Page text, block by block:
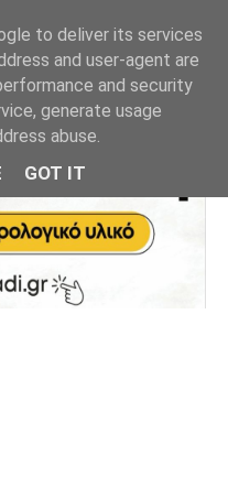
to deliver its services
and user-agent are
and security
generate usage
abuse.
GOT IT